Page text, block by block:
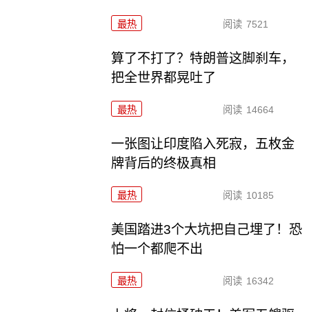
最热 阅读 7521
算了不打了？特朗普这脚刹车，
把全世界都晃吐了
最热 阅读 14664
一张图让印度陷入死寂，五枚金
牌背后的终极真相
最热 阅读 10185
美国踏进3个大坑把自己埋了！恐
怕一个都爬不出
最热 阅读 16342